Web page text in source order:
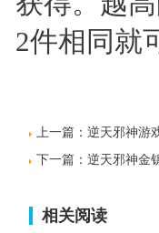
2件相同就
上一篇： 逆天邪神游
下一篇： 逆天邪神金
相关阅读